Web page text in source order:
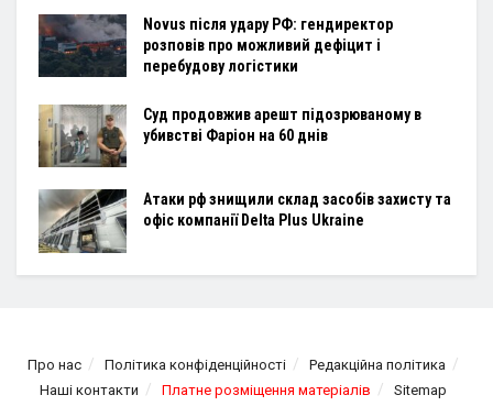
Novus після удару РФ: гендиректор
розповів про можливий дефіцит і
перебудову логістики
Суд продовжив арешт підозрюваному в
убивстві Фаріон на 60 днів
Атаки рф знищили склад засобів захисту та
офіс компанії Delta Plus Ukraine
Про нас Політика конфіденційності
Редакційна політика
Наші контакти
Платне розміщення матеріалів Sitemap